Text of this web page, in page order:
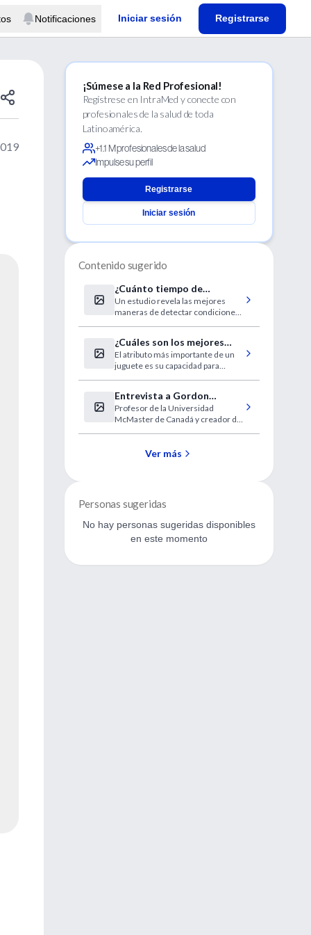
Notificaciones Iniciar sesión Registrarse
¡Súmese a la Red Profesional!
Regístrese en IntraMed y conecte con
profesionales de la salud de toda
Latinoamérica.
+1.1 M profesionales de la salud
Impulse su perfil
Registrarse
Iniciar sesión
Contenido sugerido
¿Cuánto tiempo de
monitoreo después de un
desmayo?
Un estudio revela las mejores
maneras de detectar condiciones
¿Cuáles son los mejores
juguetes para el desarrollo
infantil?
El atributo más importante de un
juguete es su capacidad para
divertidas, cálidas y llenas de
lenguaje rico
Entrevista a Gordon
Guyatt, padre de la
Medicina Basada en la
Evidencia
Profesor de la Universidad
McMaster de Canadá y creador de
Ver más
Personas sugeridas
No hay personas sugeridas disponibles
en este momento